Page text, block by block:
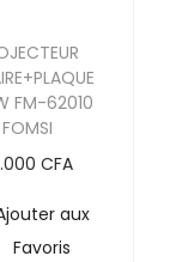
FM-62010
FOMSI
CFA
aux
Favoris